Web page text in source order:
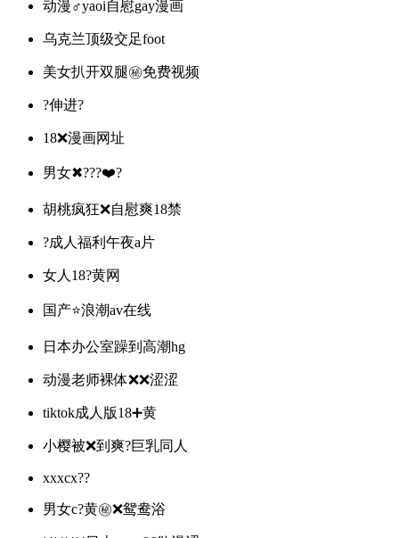
动漫♂️yaoi自慰gay漫画
乌克兰顶级交足foot
美女扒开双腿㊙️免费视频
?伸进?
18❌漫画网址
男女✖???❤️?
胡桃疯狂❌️自慰爽18禁
?成人福利午夜a片
女人18?黄网
国产⭐浪潮av在线
日本办公室躁到高潮hg
动漫老师裸体❌❌涩涩
tiktok成人版18➕黄
小樱被❌到爽?巨乳同人
xxxcx??
男女c?黄㊙️❌鸳鸯浴